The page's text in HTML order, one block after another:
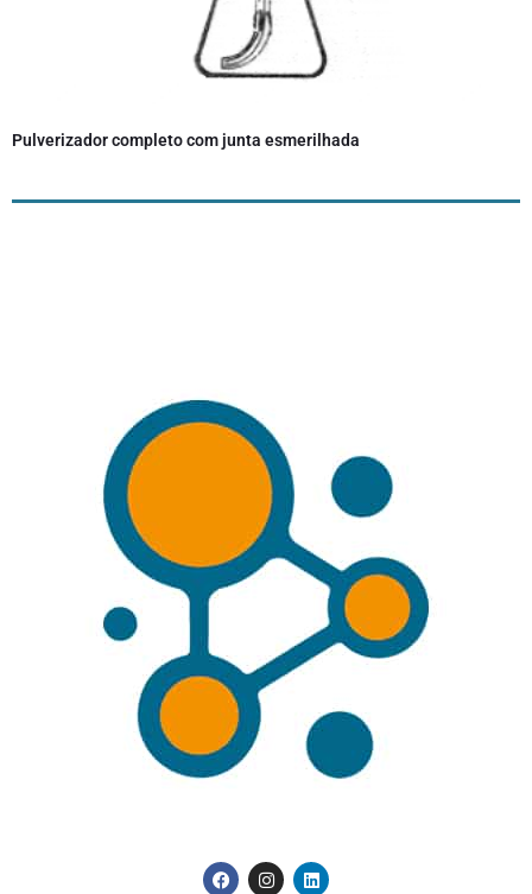
Pulverizador completo com junta esmerilhada